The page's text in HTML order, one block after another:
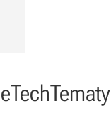
TechTematy